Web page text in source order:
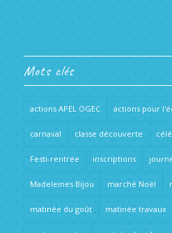
Mots clés
actions APEL OGEC actions pour
carnaval classe découverte
Festi-rentrée inscriptions
Madeleines Bijou marché Noël
matinée du goût matinée travaux